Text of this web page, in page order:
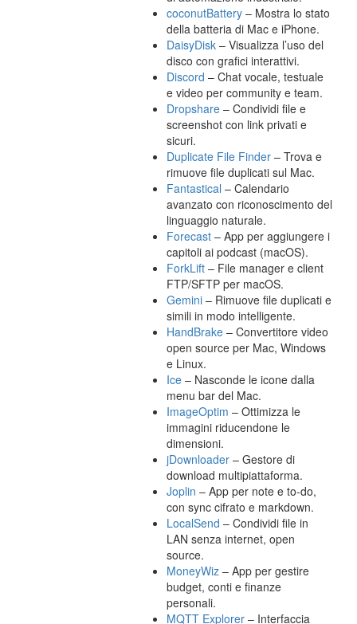
coconutBattery – Mostra lo stato
della batteria di Mac e iPhone.
DaisyDisk – Visualizza l’uso del
disco con grafici interattivi.
Discord – Chat vocale, testuale
e video per community e team.
Dropshare – Condividi file e
screenshot con link privati e
sicuri.
Duplicate File Finder – Trova e
rimuove file duplicati sul Mac.
Fantastical – Calendario
avanzato con riconoscimento del
linguaggio naturale.
Forecast – App per aggiungere i
capitoli ai podcast (macOS).
ForkLift – File manager e client
FTP/SFTP per macOS.
Gemini – Rimuove file duplicati e
simili in modo intelligente.
HandBrake – Convertitore video
open source per Mac, Windows
e Linux.
Ice – Nasconde le icone dalla
menu bar del Mac.
ImageOptim – Ottimizza le
immagini riducendone le
dimensioni.
jDownloader – Gestore di
download multipiattaforma.
Joplin – App per note e to-do,
con sync cifrato e markdown.
LocalSend – Condividi file in
LAN senza internet, open
source.
MoneyWiz – App per gestire
budget, conti e finanze
personali.
MQTT Explorer – Interfaccia